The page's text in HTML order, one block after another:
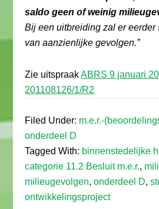
saldo geen of weinig
Bij een uitbreiding zal er eerder
van aanzienlijke gevolgen.”
Zie uitspraakABRS 9 januari
201108126/1/R2
Filed Under: m.e.r.-
onderdeel D
Tagged With: binnenstedelijke
categorie 11.2 Besluit m.e.r.,
milieugevolgen,onderdeel D,
ontwikkelingsproject